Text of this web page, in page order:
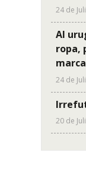
24 de
Al
ropa,
24 de
20 de